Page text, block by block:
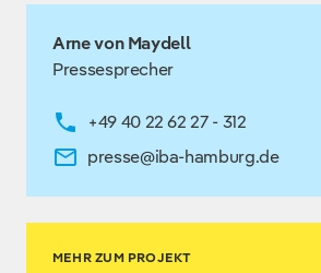
Arne von Maydell
Pressesprecher
+49 40 22 62 27 - 312
presse@iba-hamburg.de
MEHR ZUM PROJEKT